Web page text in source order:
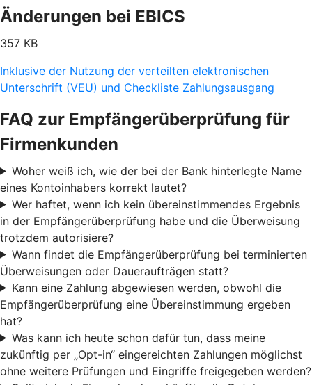
Änderungen bei EBICS
357 KB
Inklusive der Nutzung der verteilten elektronischen
Unterschrift (VEU) und Checkliste Zahlungsausgang
FAQ zur Empfängerüberprüfung für
Firmenkunden
Woher weiß ich, wie der bei der Bank hinterlegte Name
eines Kontoinhabers korrekt lautet?
Wer haftet, wenn ich kein übereinstimmendes Ergebnis
in der Empfängerüberprüfung habe und die Überweisung
trotzdem autorisiere?
Wann findet die Empfängerüberprüfung bei terminierten
Überweisungen oder Daueraufträgen statt?
Kann eine Zahlung abgewiesen werden, obwohl die
Empfängerüberprüfung eine Übereinstimmung ergeben
hat?
Was kann ich heute schon dafür tun, dass meine
zukünftig per „Opt-in“ eingereichten Zahlungen möglichst
ohne weitere Prüfungen und Eingriffe freigegeben werden?